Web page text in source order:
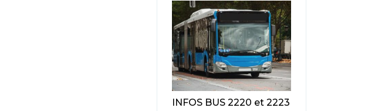
INFOS BUS 2220 et 2223